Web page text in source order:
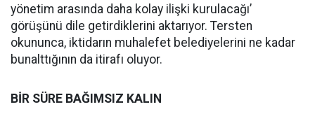
yönetim arasında daha kolay ilişki kurulacağı’
görüşünü dile getirdiklerini aktarıyor. Tersten
okununca, iktidarın muhalefet belediyelerini ne kadar
bunalttığının da itirafı oluyor.
BİR SÜRE BAĞIMSIZ KALIN